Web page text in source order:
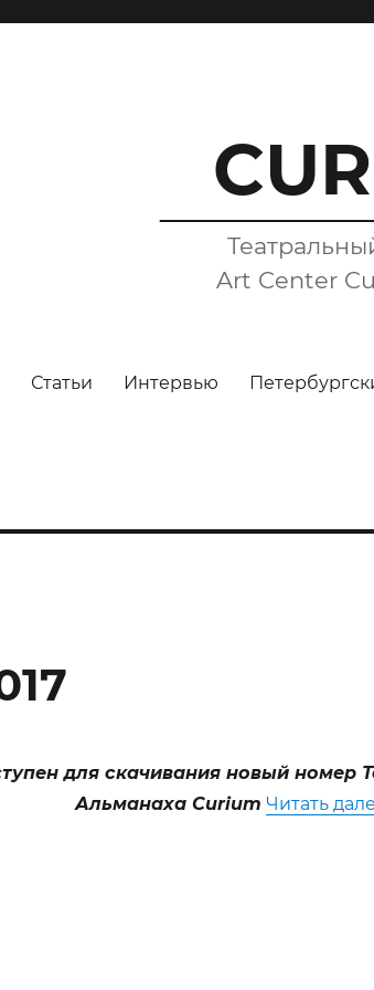
Art Center
Статьи Интервью
для скачивания новый номер
Альманаха Curium Читать